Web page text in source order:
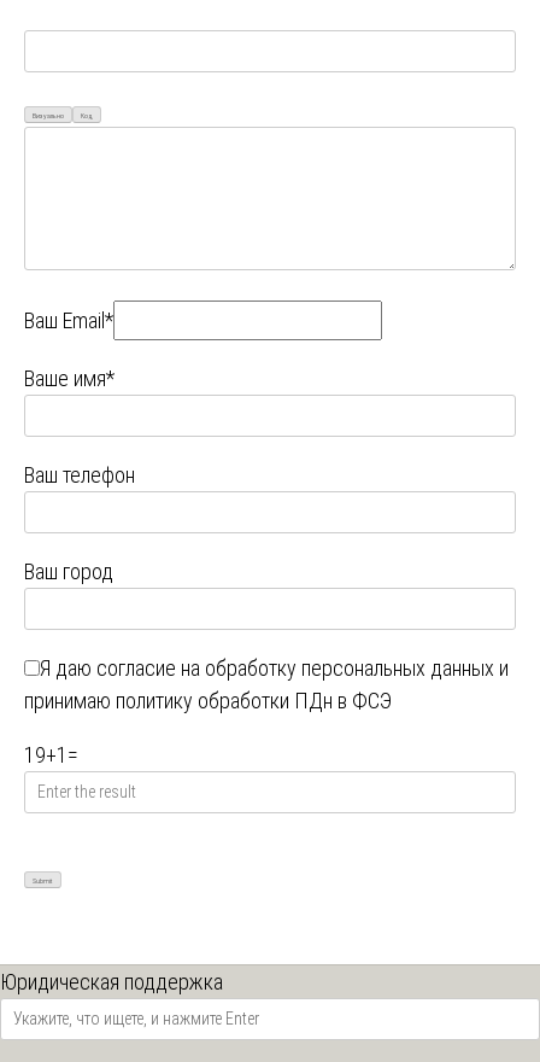
Визуально Код
Ваш Email*
Ваше имя*
Ваш телефон
Ваш город
Я даю согласие на обработку персональных данных и
принимаю политику обработки ПДн в ФСЭ
19+1 =
Юридическая поддержка